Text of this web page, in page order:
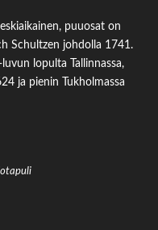
puuosat on
Schultzen johdolla 1741.
lopulta Tallinnassa,
ja pienin Tukholmassa